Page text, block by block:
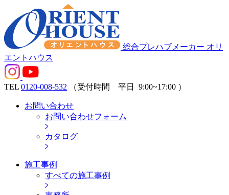
総合プレハブメーカー オリ
エントハウス
TEL 0120-008-532 （受付時間 平日 9:00~17:00 ）
お問い合わせ
お問い合わせフォーム
カタログ
施工事例
すべての施工事例